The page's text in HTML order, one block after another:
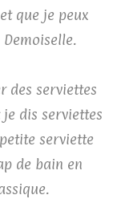
que je peux
des serviettes
dis serviettes
serviette
de bain en